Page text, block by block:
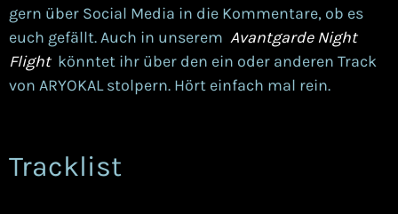
gern über Social Media in die Kommentare, ob es
euch gefällt. Auch in unserem Avantgarde Night
Flight könntet ihr über den ein oder anderen Track
von ARYOKAL stolpern. Hört einfach mal rein.
Tracklist